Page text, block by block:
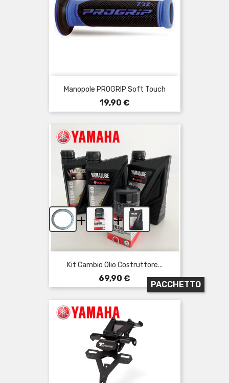
Manopole PROGRIP Soft Touch
Prezzo
19,90 €
+ +
Kit Cambio Olio Costruttore...
Prezzo
69,90 €
PACCHETTO